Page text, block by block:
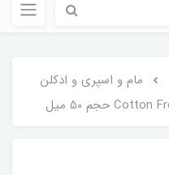
مام و اسپری و ادکلن